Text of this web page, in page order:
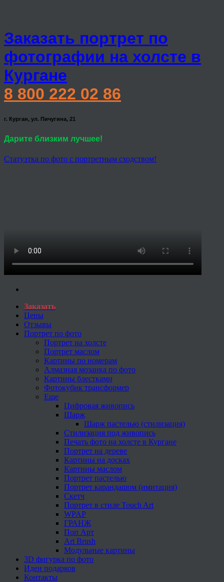
Заказать портрет по
фотографии на холсте в
Кургане
8 800 222 02 86
г. Курган, ул. Пичугина, 21
Дарите близким лучшее!
Статуэтка по фото с портретным сходством!
Заказать
Цены
Отзывы
Портрет по фото
Портрет на холсте
Портрет маслом
Картины по номерам
Алмазная мозаика по фото
Картины блестками
Фотокубик трансформер
Еще
Цифровая живопись
Шарж
Шарж пастелью (стилизация)
Стилизация под живопись
Печать фото на холсте в Кургане
Портрет на дереве
Картины на досках
Картины маслом
Портрет пастелью
Портрет карандашом (имитация)
Скетч
Портрет в стиле Touch Art
WPAP
ГРАНЖ
Поп Арт
Art Brush
Модульные картины
3D фигурка по фото
Идеи подарков
Контакты